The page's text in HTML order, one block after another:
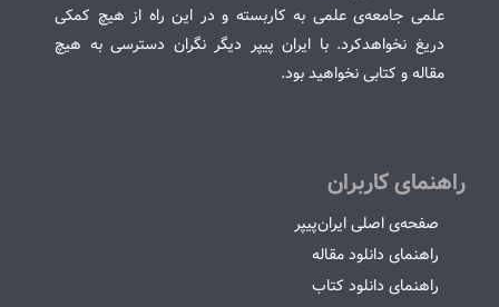
علمی جامعه‌ی علمی به کاربسته و در این راه از هیچ کمکی
دریغ نخواهدکرد. با ایران پیپر دیگر نگران دسترسی به هیچ
مقاله و کتابی نخواهید بود.
راهنمای کاربران
صفحه‌ی اصلی ایران‌پیپر
راهنمای دانلود مقاله
راهنمای دانلود کتاب